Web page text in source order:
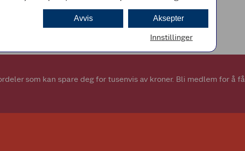
som kan spare deg for tusenvis av kroner. Bli medlem for å få
Aksepter
Avvis
Innstillinger